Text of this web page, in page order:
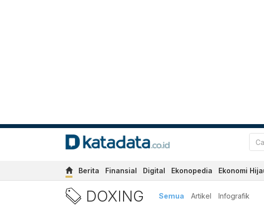
Berita Finansial Digital Ekonopedia Ekonomi
Berita Doxing Terbaru dan
DOXING Semua Artikel Infografik